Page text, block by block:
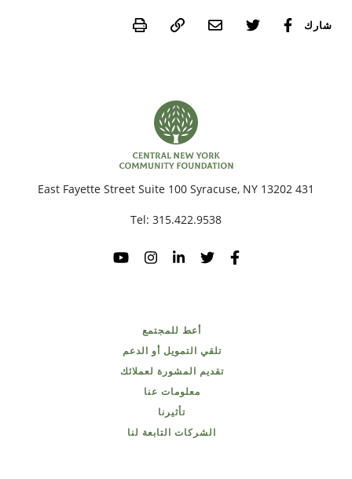
شارك Print
Tel:315.422.9538
أعط للمجتمع
تلقي التمويل أو الدعم
تقديم المشورة لعملائك
معلومات عنا
تأثيرنا
الشركات التابعة لنا